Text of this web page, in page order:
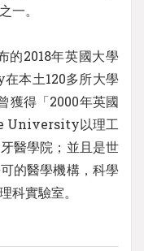
一。
的2018年英國大學
本土120多所大學
獲得「2000年英國
University以理工
醫學院；並且是世
的醫學機構，科學
科實驗室。